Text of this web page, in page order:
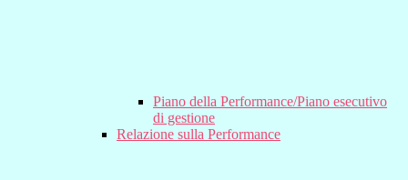
Piano della Performance/Piano esecutivo
di gestione
Relazione sulla Performance